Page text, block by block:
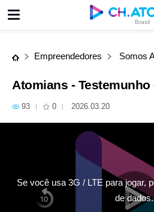
Brasil
Atomians - Testemunho - RM
Empreendedores Somos
Atomians - Testemunho
93 0 2026.03.20
Se você usa 3G / LTE para jogar,
de dados.